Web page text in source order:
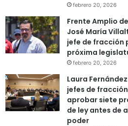
febrero 20, 2026
Frente Amplio
José María
jefe de fracción
próxima
febrero 20, 2026
Laura
jefes de fracción
aprobar siete
de ley antes de
poder